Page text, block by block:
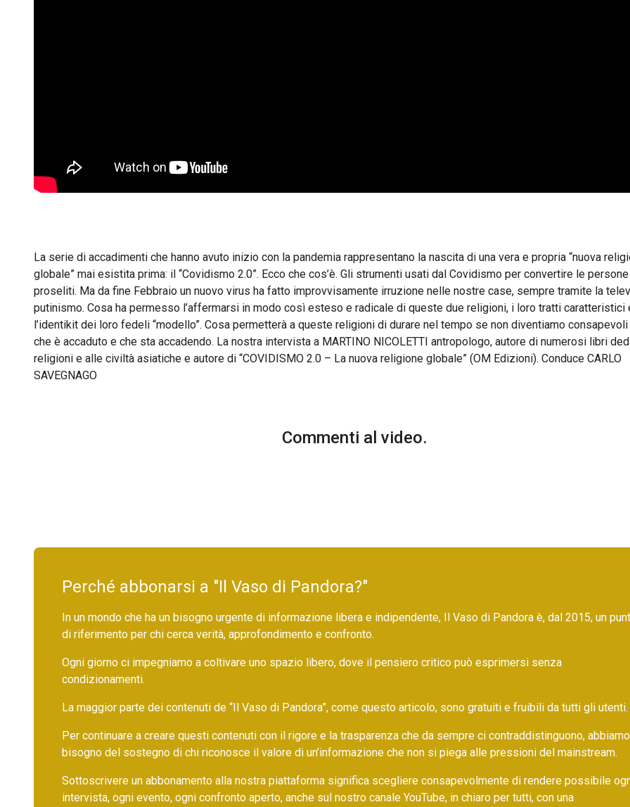
La serie di accadimenti che hanno avuto inizio con la pandemia rappresentano la nascita di una vera e propria “nuova
globale” mai esistita prima: il “Covidismo 2.0”. Ecco che cos’è. Gli strumenti usati dal Covidismo per convertire le
proseliti. Ma da fine Febbraio un nuovo virus ha fatto improvvisamente irruzione nelle nostre case, sempre tramite la
putinismo. Cosa ha permesso l’affermarsi in modo così esteso e radicale di queste due religioni, i loro tratti caratteristici
l’identikit dei loro fedeli “modello”. Cosa permetterà a queste religioni di durare nel tempo se non diventiamo
che è accaduto e che sta accadendo. La nostra intervista a MARTINO NICOLETTI antropologo, autore di numerosi libri
religioni e alle civiltà asiatiche e autore di “COVIDISMO 2.0 – La nuova religione globale” (OM Edizioni). Conduce CARLO
SAVEGNAGO
Commenti al video.
Perché abbonarsi a "Il Vaso di Pandora?"
In un mondo che ha un bisogno urgente di informazione libera e indipendente, Il Vaso di Pandora è, dal 2015, un
di riferimento per chi cerca verità, approfondimento e confronto.
Ogni giorno ci impegniamo a coltivare uno spazio libero, dove il pensiero critico può esprimersi senza
condizionamenti.
La maggior parte dei contenuti de “Il Vaso di Pandora”, come questo articolo, sono gratuiti e fruibili da tutti gli utenti.
Per continuare a creare questi contenuti con il rigore e la trasparenza che da sempre ci contraddistinguono, abbiamo
bisogno del sostegno di chi riconosce il valore di un’informazione che non si piega alle pressioni del mainstream.
Sottoscrivere un abbonamento alla nostra piattaforma significa scegliere consapevolmente di rendere possibile
intervista, ogni evento, ogni confronto aperto, anche sul nostro canale YouTube, in chiaro per tutti, con una